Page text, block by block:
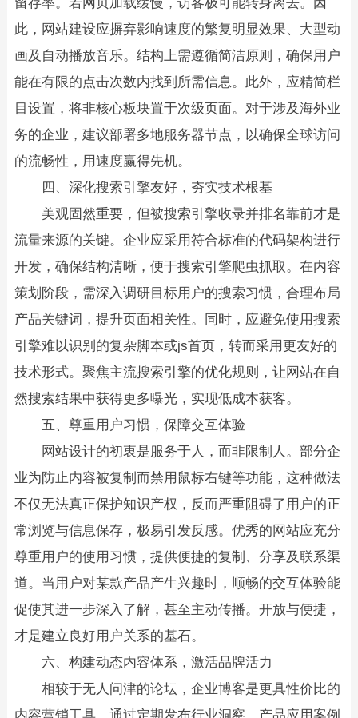
此，网站建设应摒弃影响速度的繁复明显效果、大型动
画及自动播放音乐。结构上需遵循简洁原则，确保用户
能在有限的点击次数内找到所需信息。此外，应精简栏
目设置，将非核心板块置于次级页面。对于涉及海外业
务的企业，建议部署多地服务器节点，以确保全球访问
的流畅性，用速度赢得先机。
四、深化搜索引擎友好，夯实技术根基
美观固然重要，但被搜索引擎收录并排名靠前才是
流量来源的关键。企业应采用符合标准的代码架构进行
开发，确保结构清晰，便于搜索引擎爬虫抓取。在内容
策划阶段，需深入调研目标用户的搜索习惯，合理布局
产品关键词，提升页面相关性。同时，应避免使用搜索
引擎难以识别的复杂脚本或js首页，转而采用更友好的
技术形式。聚焦主流搜索引擎的优化规则，让网站在自
然搜索结果中获得更多曝光，实现低成本获客。
五、尊重用户习惯，保障交互体验
网站设计的初衷是服务于人，而非限制人。部分企
业为防止内容被复制而禁用鼠标右键等功能，这种做法
不仅无法真正保护知识产权，反而严重阻碍了用户的正
常浏览与信息保存，极易引发反感。优秀的网站应充分
尊重用户的使用习惯，提供便捷的复制、分享及联系渠
道。当用户对某款产品产生兴趣时，顺畅的交互体验能
促使其进一步深入了解，甚至主动传播。开放与便捷，
才是建立良好用户关系的基石。
六、构建动态内容体系，激活品牌活力
相较于无人问津的论坛，企业博客是更具性价比的